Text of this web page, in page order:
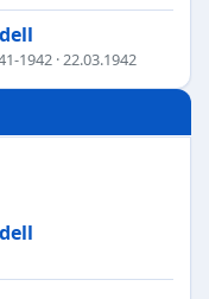
1942 · 22.03.1942